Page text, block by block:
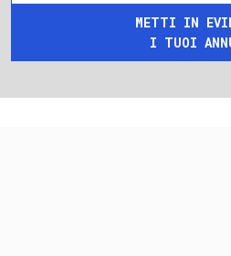
METTI IN
I TUOI